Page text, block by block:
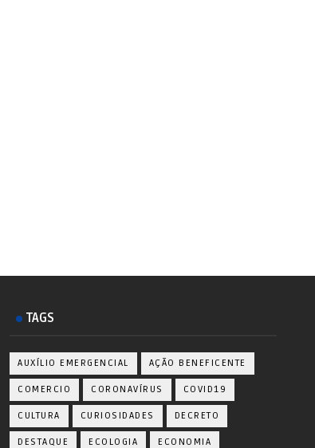
TAGS
AUXÍLIO EMERGENCIAL AÇÃO BENEFICENTE
COMERCIO CORONAVÍRUS COVID19
CULTURA CURIOSIDADES DECRETO
DESTAQUE ECOLOGIA ECONOMIA